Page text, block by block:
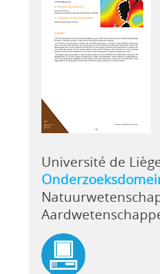
Université de